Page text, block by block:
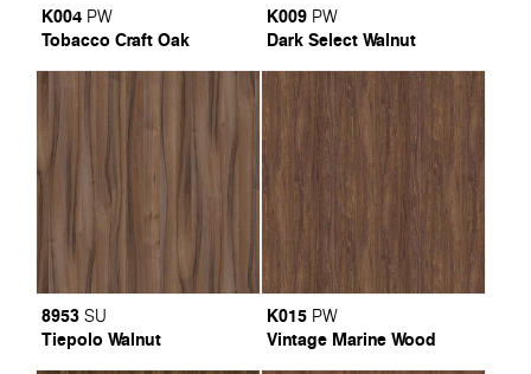
K004 PW
Tobacco Craft Oak
K009 PW
Dark Select Walnut
8953 SU
Tiepolo Walnut
K015 PW
Vintage Marine Wood